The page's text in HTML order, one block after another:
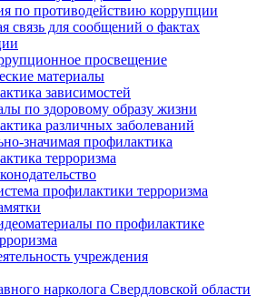
по противодействию коррупции
связь для сообщений о фактах
просвещение
материалы
зависимостей
по здоровому образу жизни
различных заболеваний
значимая профилактика
терроризма
профилактики терроризма
по профилактике
учреждения
нарколога Свердловской области